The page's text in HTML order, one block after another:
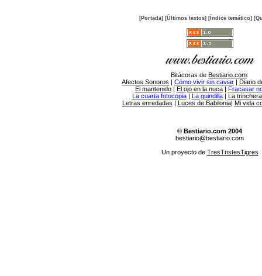
[Portada] [Últimos textos] [Índice temático]
Bitácoras de Bestiario.com:
Afectos Sonoros | Cómo vivir sin caviar | Diario
El mantenido| El ojo en la nuca| Fracasar
La cuarta fotocopia| La guindilla| La
Letras enredadas | Luces de Babilonia| Mi vida
© Bestiario.com 2004
bestiario@bestiario.com
Un proyecto de TresTristesTigres